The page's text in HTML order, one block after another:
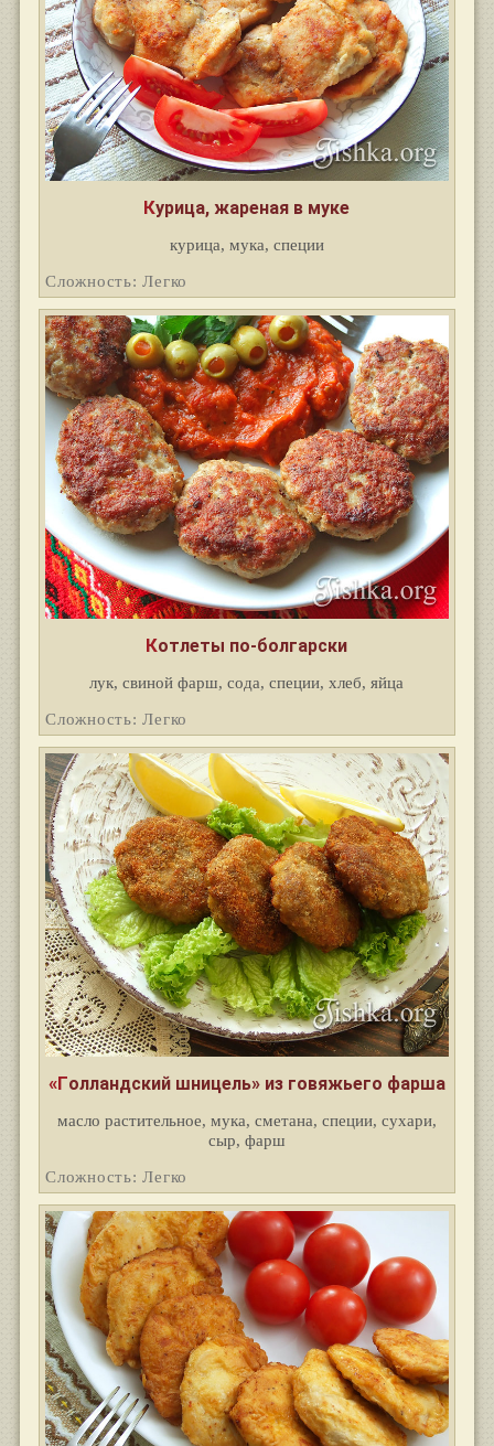
Курица, жареная в муке
курица, мука, специи
Сложность: Легко
Котлеты по-болгарски
лук, свиной фарш, сода, специи, хлеб, яйца
Сложность: Легко
«Голландский шницель» из говяжьего фарша
масло растительное, мука, сметана, специи, сухари,
сыр, фарш
Сложность: Легко